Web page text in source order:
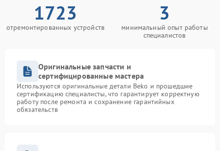
1723
отремонтированных устройств
3
минимальный опыт работы
специалистов
Оригинальные запчасти и
сертифицированные мастера
Используются оригинальные детали Beko и прошедшие
сертификацию специалисты, что гарантирует корректную
работу после ремонта и сохранение гарантийных
обязательств